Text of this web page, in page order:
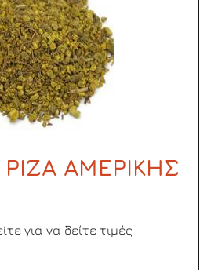
ΑΜΕΡΙΚΗΣ
για να δείτε τιμές